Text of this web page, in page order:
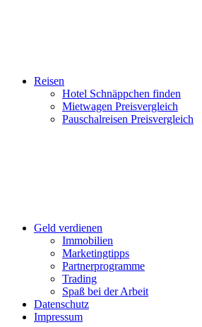
Reisen
Hotel Schnäppchen finden
Mietwagen Preisvergleich
Pauschalreisen Preisvergleich
Geld verdienen
Immobilien
Marketingtipps
Partnerprogramme
Trading
Spaß bei der Arbeit
Datenschutz
Impressum